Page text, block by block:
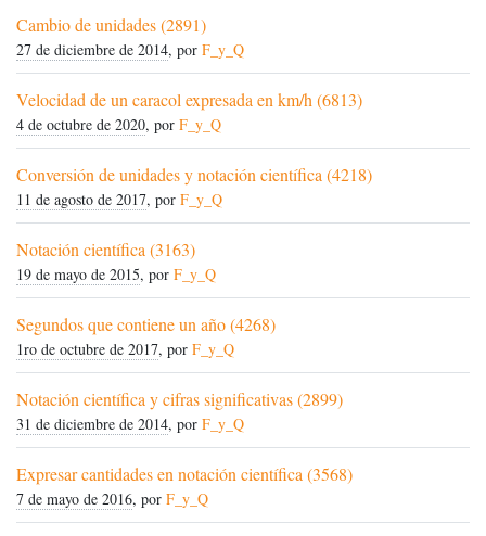
Cambio de unidades (2891)
27 de diciembre de 2014, por F_y_Q
Velocidad de un caracol expresada en km/h (6813)
4 de octubre de 2020, por F_y_Q
Conversión de unidades y notación científica (4218)
11 de agosto de 2017, por F_y_Q
Notación científica (3163)
19 de mayo de 2015, por F_y_Q
Segundos que contiene un año (4268)
1ro de octubre de 2017, por F_y_Q
Notación científica y cifras significativas (2899)
31 de diciembre de 2014, por F_y_Q
Expresar cantidades en notación científica (3568)
7 de mayo de 2016, por F_y_Q